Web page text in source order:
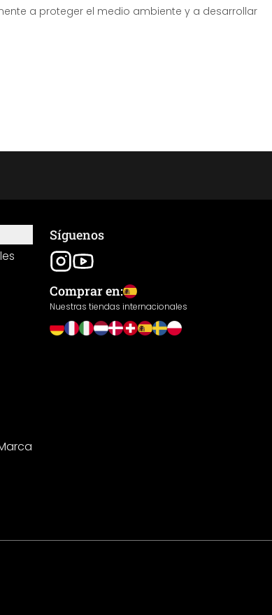
a proteger el medio ambiente y a desarrollar
Síguenos
Comprar en:
Nuestras tiendas internacionales